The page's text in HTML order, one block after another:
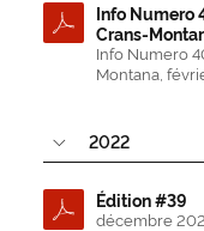
Info Numero
Crans-
Info Numero
Montana,
2022
Édition #39
décembre